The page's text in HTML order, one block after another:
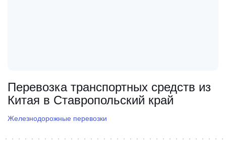
Перевозка транспортных средств из
Китая в Ставропольский край
Железнодорожные перевозки